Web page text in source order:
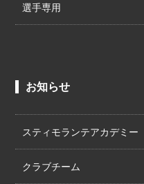
選手専用
お知らせ
スティモランテアカデミー
クラブチーム